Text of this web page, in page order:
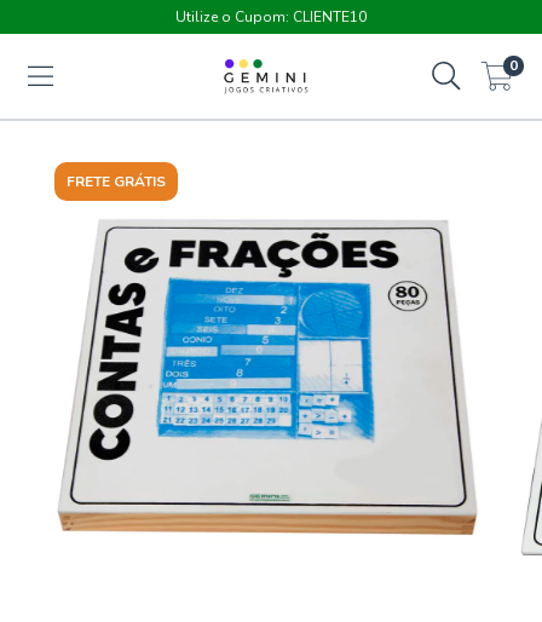
Utilize o Cupom: CLIENTE10
0
FRETE GRÁTIS